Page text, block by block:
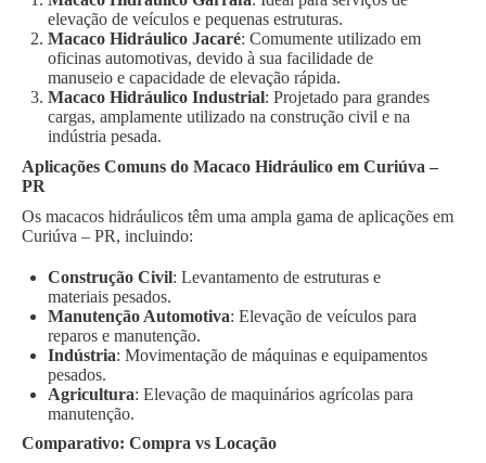
elevação de veículos e pequenas estruturas.
Macaco Hidráulico Jacaré: Comumente utilizado em
oficinas automotivas, devido à sua facilidade de
manuseio e capacidade de elevação rápida.
Macaco Hidráulico Industrial: Projetado para grandes
cargas, amplamente utilizado na construção civil e na
indústria pesada.
Aplicações Comuns do Macaco Hidráulico em Curiúva –
PR
Os macacos hidráulicos têm uma ampla gama de aplicações em
Curiúva – PR, incluindo:
Construção Civil: Levantamento de estruturas e
materiais pesados.
Manutenção Automotiva: Elevação de veículos para
reparos e manutenção.
Indústria: Movimentação de máquinas e equipamentos
pesados.
Agricultura: Elevação de maquinários agrícolas para
manutenção.
Comparativo: Compra vs Locação